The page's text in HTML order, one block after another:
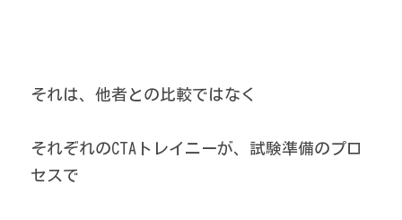
それは、他者との比較ではなく
それぞれのCTAトレイニーが、試験準備のプロ
セスで